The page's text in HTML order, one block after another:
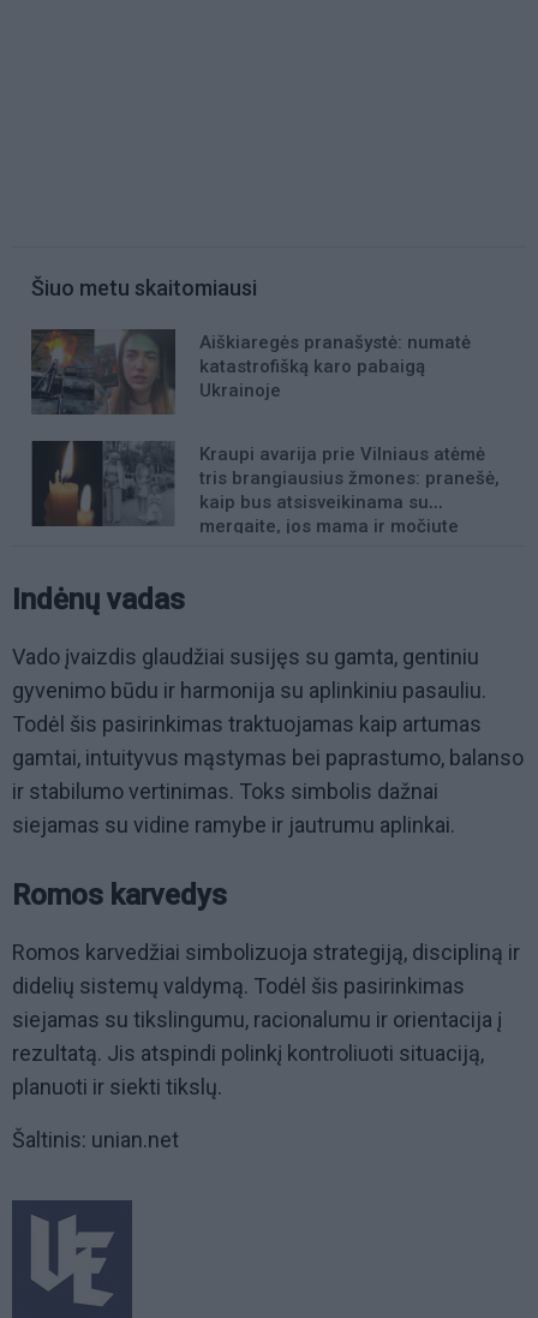
Šiuo metu skaitomiausi
Aiškiaregės pranašystė: numatė
katastrofišką karo pabaigą
Ukrainoje
Kraupi avarija prie Vilniaus atėmė
tris brangiausius žmones: pranešė,
kaip bus atsisveikinama su
mergaite, jos mama ir močiute
Indėnų vadas
Vado įvaizdis glaudžiai susijęs su gamta, gentiniu
gyvenimo būdu ir harmonija su aplinkiniu pasauliu.
Todėl šis pasirinkimas traktuojamas kaip artumas
gamtai, intuityvus mąstymas bei paprastumo, balanso
ir stabilumo vertinimas. Toks simbolis dažnai
siejamas su vidine ramybe ir jautrumu aplinkai.
Romos karvedys
Romos karvedžiai simbolizuoja strategiją, discipliną ir
didelių sistemų valdymą. Todėl šis pasirinkimas
siejamas su tikslingumu, racionalumu ir orientacija į
rezultatą. Jis atspindi polinkį kontroliuoti situaciją,
planuoti ir siekti tikslų.
Šaltinis: unian.net